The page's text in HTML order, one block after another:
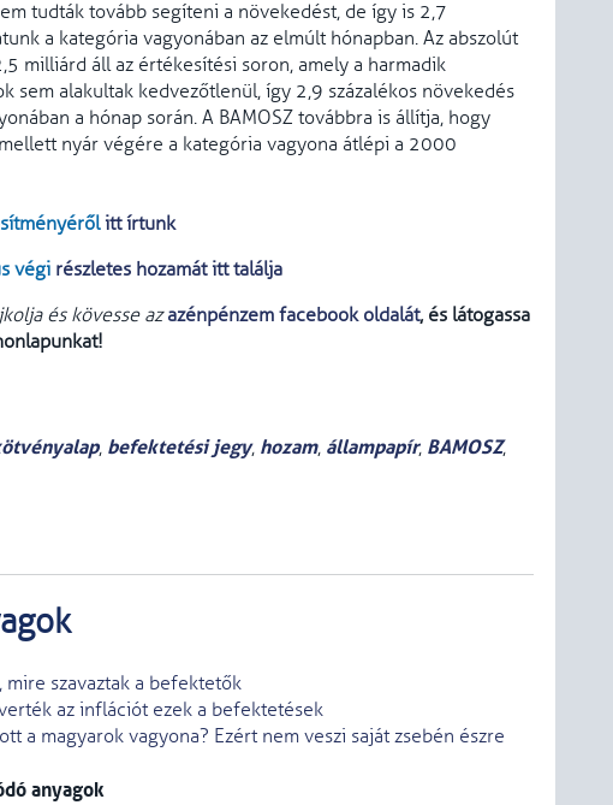
tudták tovább segíteni a növekedést, de így is 2,7
a kategória vagyonában az elmúlt hónapban. Az abszolút
milliárd áll az értékesítési soron, amely a harmadik
sem alakultak kedvezőtlenül, így 2,9 százalékos növekedés
a hónap során. A BAMOSZ továbbra is állítja, hogy
nyár végére a kategória vagyona átlépi a 2000
itt írtunk
végi részletes hozamát itt találja
és kövesse az azénpénzem facebook oldalát, és látogassa
, befektetési jegy, hozam, állampapír, BAMOSZ,
szavaztak a befektetők
az inflációt ezek a befektetések
a magyarok vagyona? Ezért nem veszi saját zsebén észre
anyagok